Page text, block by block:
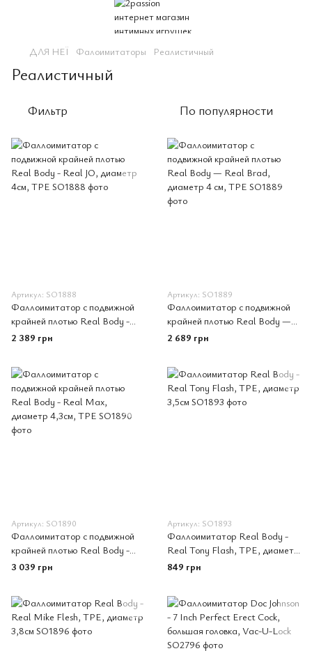
ДЛЯ НЕЇ Фалоимитаторы Реалистичный
Реалистичный
Фильтр По популярности
Артикул: SO1888
Фаллоимитатор с подвижной
крайней плотью Real Body -
Real JO, диаметр 4см, TPE
2 389 грн
Артикул: SO1889
Фаллоимитатор с подвижной
крайней плотью Real Body —
Real Brad, диаметр 4 см, TPE
2 689 грн
Артикул: SO1890
Фаллоимитатор с подвижной
крайней плотью Real Body -
Real Max, диаметр 4,3см, TPE
3 039 грн
Артикул: SO1893
Фаллоимитатор Real Body -
Real Tony Flash, TPE, диаметр
3,5см
849 грн